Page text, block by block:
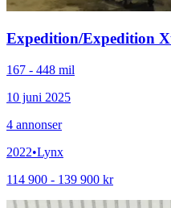
Expedition/Expedition
167 - 448 mil
10 juni 2025
4 annonser
2022•Lynx
114 900 - 139 900 kr